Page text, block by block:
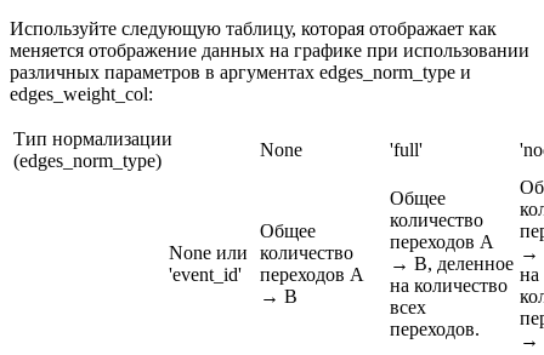
Используйте следующую таблицу, которая отображает как
меняется отображение данных на графике при использовании
различных параметров в аргументах edges_norm_type и
edges_weight_col:
Тип нормализации
(edges_norm_type)
None 'full'
None или
'event_id'
Общее
количество
переходов A
→ B
Общее
количество
переходов A
→ B, деленное
на количество
всех
переходов.
→
на
→